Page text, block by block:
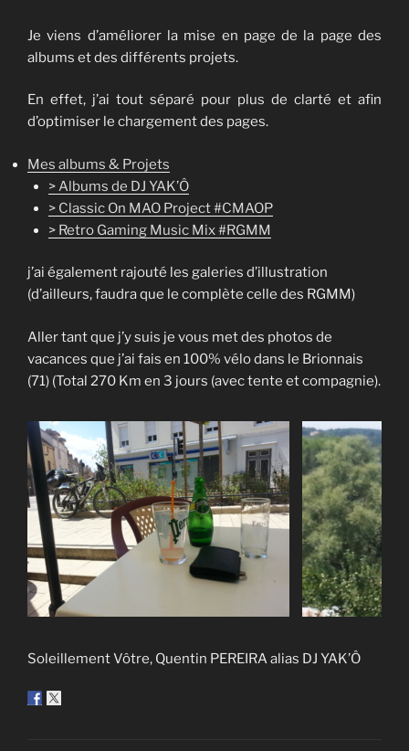
Je viens d’améliorer la mise en page de la page des
albums et des différents projets.
En effet, j’ai tout séparé pour plus de clarté et afin
d’optimiser le chargement des pages.
Mes albums & Projets
> Albums de DJ YAK’Ô
> Classic On MAO Project #CMAOP
> Retro Gaming Music Mix #RGMM
j’ai également rajouté les galeries d’illustration
(d’ailleurs, faudra que le complète celle des RGMM)
Aller tant que j’y suis je vous met des photos de
vacances que j’ai fais en 100% vélo dans le Brionnais
(71) (Total 270 Km en 3 jours (avec tente et compagnie).
Soleillement Vôtre, Quentin PEREIRA alias DJ YAK’Ô